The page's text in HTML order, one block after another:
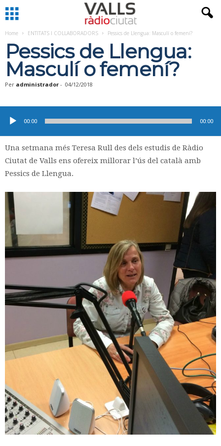
Home ENTITATS I COL·LABORADORS Pessics de Llengua: Masculí o femení?
Pessics de Llengua:
Masculí o femení?
Per administrador - 04/12/2018
d'àudio
00:00 00:00
Una setmana més Teresa Rull des dels estudis de Ràdio
Ciutat de Valls ens ofereix millorar l’ús del català amb
Pessics de Llengua.